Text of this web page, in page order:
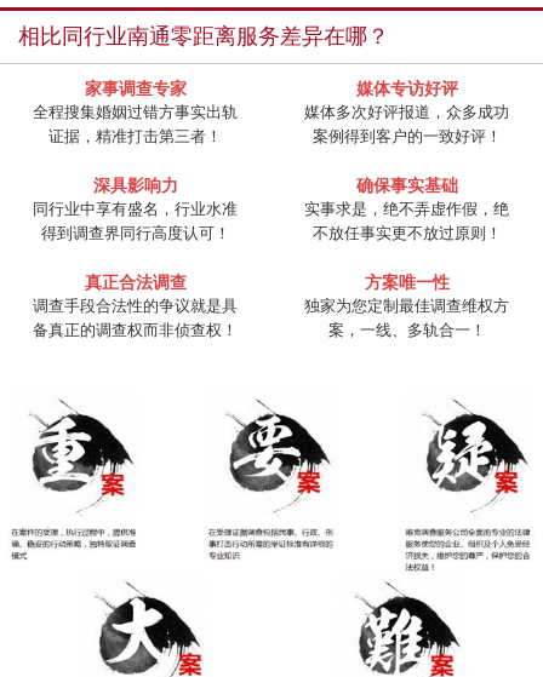
相比同行业南通零距离服务差异在哪？
家事调查专家
全程搜集婚姻过错方事实出轨
证据，精准打击第三者！
媒体专访好评
媒体多次好评报道，众多成功
案例得到客户的一致好评！
深具影响力
同行业中享有盛名，行业水准
得到调查界同行高度认可！
确保事实基础
实事求是，绝不弄虚作假，绝
不放任事实更不放过原则！
真正合法调查
调查手段合法性的争议就是具
备真正的调查权而非侦查权！
方案唯一性
独家为您定制最佳调查维权方
案，一线、多轨合一！